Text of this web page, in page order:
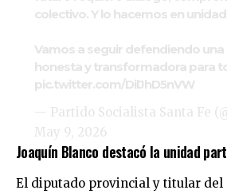
colectivo. Y lo hacemos en
Vamos a seguir defendiendo
honesta y transformadora para
pic.twitter.com/DilJhD5nVW
— Partido Socialista Santa Fe
May 9, 2026
Joaquín Blanco destacó la unidad
El diputado provincial y titular del